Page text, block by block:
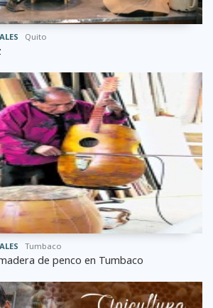
Quito
Tumbaco
de penco en Tumbaco